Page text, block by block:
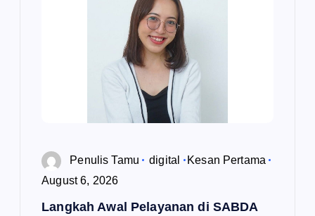
Penulis Tamu digital
Kesan Pertama
August 6, 2026
Langkah Awal Pelayanan di SABDA